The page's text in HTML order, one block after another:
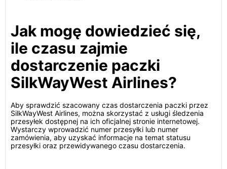
Jak mogę dowiedzieć się,
ile czasu zajmie
dostarczenie paczki
SilkWayWest Airlines?
Aby sprawdzić szacowany czas dostarczenia paczki przez
SilkWayWest Airlines, można skorzystać z usługi śledzenia
przesyłek dostępnej na ich oficjalnej stronie internetowej.
Wystarczy wprowadzić numer przesyłki lub numer
zamówienia, aby uzyskać informacje na temat statusu
przesyłki oraz przewidywanego czasu dostarczenia.